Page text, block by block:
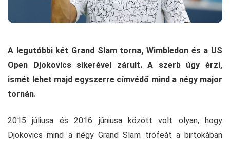
A legutóbbi két Grand Slam torna, Wimbledon és a US
Open Djokovics sikerével zárult. A szerb úgy érzi,
ismét lehet majd egyszerre címvédő mind a négy major
tornán.
2015 júliusa és 2016 júniusa között volt olyan, hogy
Djokovics mind a négy Grand Slam trófeát a birtokában